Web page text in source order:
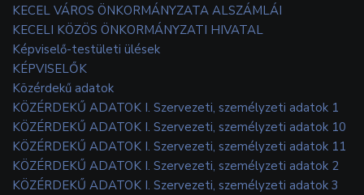
KECEL VÁROS ÖNKORMÁNYZATA ALSZÁMLÁI
KECELI KÖZÖS ÖNKORMÁNYZATI HIVATAL
Képviselő-testületi ülések
KÉPVISELŐK
Közérdekű adatok
KÖZÉRDEKŰ ADATOK I. Szervezeti, személyzeti adatok 1
KÖZÉRDEKŰ ADATOK I. Szervezeti, személyzeti adatok 10
KÖZÉRDEKŰ ADATOK I. Szervezeti, személyzeti adatok 11
KÖZÉRDEKŰ ADATOK I. Szervezeti, személyzeti adatok 2
KÖZÉRDEKŰ ADATOK I. Szervezeti, személyzeti adatok 3